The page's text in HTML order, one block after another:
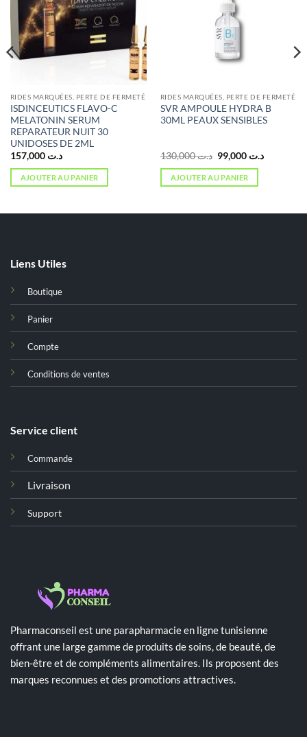
RIDES MARQUÉES, PERTE DE FERMETÉ
ISDINCEUTICS FLAVO-C
MELATONIN SERUM
REPARATEUR NUIT 30
UNIDOSES DE 2ML
د.ت 157,000
AJOUTER AU PANIER
RIDES MARQUÉES, PERTE DE FERMETÉ
SVR AMPOULE HYDRA B
30ML PEAUX SENSIBLES
د.ت130,000
Le
prix
initial
était :
د.ت 99,000
Le
AJOUTER AU PANIER
Liens Utiles
Boutique
Panier
Compte
Conditions de ventes
Service client
Commande
Livraison
Support
Pharmaconseil est une parapharmacie en ligne tunisienne
offrant une large gamme de produits de soins, de beauté, de
bien-être et de compléments alimentaires. Ils proposent des
marques reconnues et des promotions attractives.